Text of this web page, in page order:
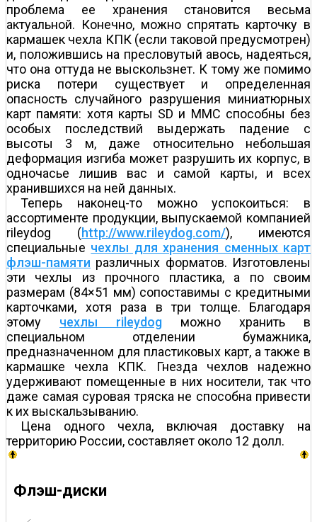
проблема ее хранения становится весьма
актуальной. Конечно, можно спрятать карточку в
кармашек чехла КПК (если таковой предусмотрен)
и, положившись на пресловутый авось, надеяться,
что она оттуда не выскользнет. К тому же помимо
риска потери существует и определенная
опасность случайного разрушения миниатюрных
карт памяти: хотя карты SD и MMC способны без
особых последствий выдержать падение с
высоты 3 м, даже относительно небольшая
деформация изгиба может разрушить их корпус, в
одночасье лишив вас и самой карты, и всех
хранившихся на ней данных.
Теперь наконец-то можно успокоиться: в
ассортименте продукции, выпускаемой компанией
rileydog (http://www.rileydog.com/), имеются
специальные чехлы для хранения сменных карт
флэш-памяти различных форматов. Изготовлены
эти чехлы из прочного пластика, а по своим
размерам (84×51 мм) сопоставимы с кредитными
карточками, хотя раза в три толще. Благодаря
этому чехлы rileydog можно хранить в
специальном отделении бумажника,
предназначенном для пластиковых карт, а также в
кармашке чехла КПК. Гнезда чехлов надежно
удерживают помещенные в них носители, так что
даже самая суровая тряска не способна привести
к их выскальзыванию.
Цена одного чехла, включая доставку на
территорию России, составляет около 12 долл.
Флэш-диски